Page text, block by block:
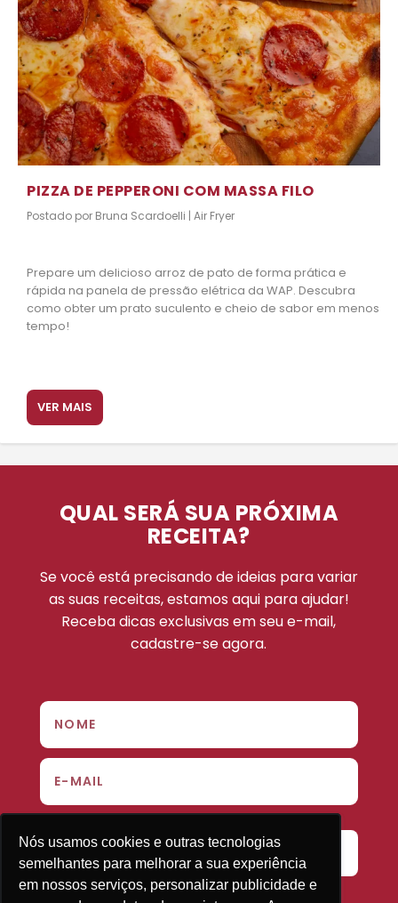
Nós usamos cookies e outras tecnologias
semelhantes para melhorar a sua experiência
em nossos serviços, personalizar publicidade e
Nós usamos cookies e outras tecnologias
semelhantes para melhorar a sua experiência
em nossos serviços, personalizar publicidade e
PIZZA DE PEPPERONI COM MASSA FILO
Postado por Bruna Scardoelli | Air Fryer
Prepare um delicioso arroz de pato de forma prática e
rápida na panela de pressão elétrica da WAP. Descubra
como obter um prato suculento e cheio de sabor em menos
tempo!
VER MAIS
QUAL SERÁ SUA PRÓXIMA
RECEITA?
Se você está precisando de ideias para variar
as suas receitas, estamos aqui para ajudar!
Receba dicas exclusivas em seu e-mail,
cadastre-se agora.
ENVIAR